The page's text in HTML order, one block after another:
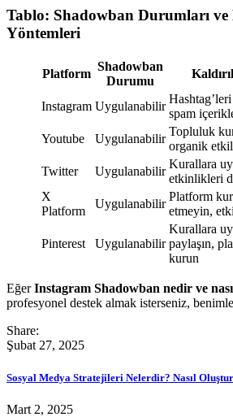
Tablo: Shadowban Durumları ve
Yöntemleri
Platform
Shadowban
Durumu
Instagram Uygulanabilir
spam
Youtube
Uygulanabilir
Topluluk
organik
Twitter
Uygulanabilir
Kurallara
etkinlikleri
X
Platform
Uygulanabilir
Platform
etmeyin,
Pinterest Uygulanabilir
Kurallara
paylaşın,
kurun
EğerInstagram Shadowban nedir ve
profesyonel destek almak isterseniz, benimle
Share:
Şubat 27, 2025
Sosyal Medya Stratejileri Nelerdir? Nasıl
Mart 2, 2025